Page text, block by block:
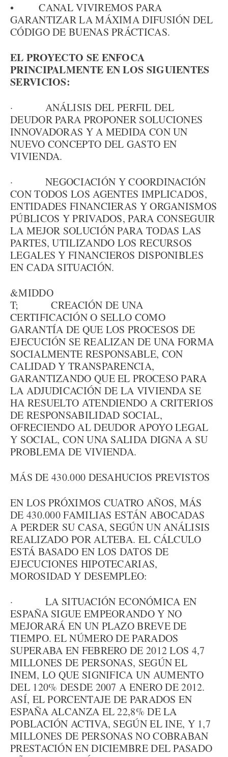
• CANAL VIVIREMOS PARA
GARANTIZAR LA MÁXIMA DIFUSIÓN DEL
CÓDIGO DE BUENAS PRÁCTICAS.
EL PROYECTO SE ENFOCA
PRINCIPALMENTE EN LOS SIGUIENTES
SERVICIOS:
· ANÁLISIS DEL PERFIL DEL
DEUDOR PARA PROPONER SOLUCIONES
INNOVADORAS Y A MEDIDA CON UN
NUEVO CONCEPTO DEL GASTO EN
VIVIENDA.
· NEGOCIACIÓN Y COORDINACIÓN
CON TODOS LOS AGENTES IMPLICADOS,
ENTIDADES FINANCIERAS Y ORGANISMOS
PÚBLICOS Y PRIVADOS, PARA CONSEGUIR
LA MEJOR SOLUCIÓN PARA TODAS LAS
PARTES, UTILIZANDO LOS RECURSOS
LEGALES Y FINANCIEROS DISPONIBLES
EN CADA SITUACIÓN.
&MIDDO
T; CREACIÓN DE UNA
CERTIFICACIÓN O SELLO COMO
GARANTÍA DE QUE LOS PROCESOS DE
EJECUCIÓN SE REALIZAN DE UNA FORMA
SOCIALMENTE RESPONSABLE, CON
CALIDAD Y TRANSPARENCIA,
GARANTIZANDO QUE EL PROCESO PARA
LA ADJUDICACIÓN DE LA VIVIENDA SE
HA RESUELTO ATENDIENDO A CRITERIOS
DE RESPONSABILIDAD SOCIAL,
OFRECIENDO AL DEUDOR APOYO LEGAL
Y SOCIAL, CON UNA SALIDA DIGNA A SU
PROBLEMA DE VIVIENDA.
MÁS DE 430.000 DESAHUCIOS PREVISTOS
EN LOS PRÓXIMOS CUATRO AÑOS, MÁS
DE 430.000 FAMILIAS ESTÁN ABOCADAS
A PERDER SU CASA, SEGÚN UN ANÁLISIS
REALIZADO POR ALTEBA. EL CÁLCULO
ESTÁ BASADO EN LOS DATOS DE
EJECUCIONES HIPOTECARIAS,
MOROSIDAD Y DESEMPLEO:
· LA SITUACIÓN ECONÓMICA EN
ESPAÑA SIGUE EMPEORANDO Y NO
MEJORARÁ EN UN PLAZO BREVE DE
TIEMPO. EL NÚMERO DE PARADOS
SUPERABA EN FEBRERO DE 2012 LOS 4,7
MILLONES DE PERSONAS, SEGÚN EL
INEM, LO QUE SIGNIFICA UN AUMENTO
DEL 120% DESDE 2007 A ENERO DE 2012.
ASÍ, EL PORCENTAJE DE PARADOS EN
ESPAÑA ALCANZA EL 22,8% DE LA
POBLACIÓN ACTIVA, SEGÚN EL INE, Y 1,7
MILLONES DE PERSONAS NO COBRABAN
PRESTACIÓN EN DICIEMBRE DEL PASADO